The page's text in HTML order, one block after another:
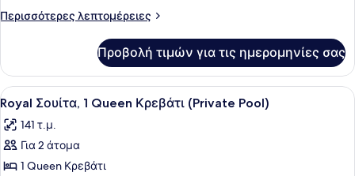
Queen
στη
Θάλασσα
Περισσότερες λεπτομέρειες
Περισσότερες
Σουίτα,
Queen
Κρεβάτι,
Θέα
στη
Προβολή τιμών για τις ημερομηνίες σας
Προβολή
όλων
των
φωτογραφιών
για
Ένα δωμάτιο ξενοδοχείου με ένα
5
Royal Σουίτα, 1 Queen Κρεβάτι (Private Pool)
141 τ.μ.
Για 2 άτομα
1 Queen Κρεβάτι